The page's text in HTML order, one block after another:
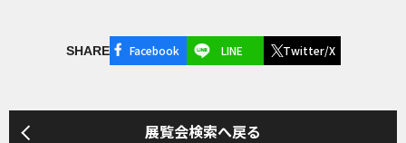
SHARE Facebook LINE Twitter/X
展覧会検索へ戻る